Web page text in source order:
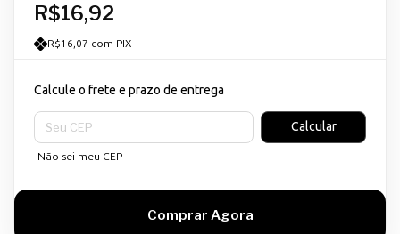
R$16,92
R$16,07 com PIX
Calcule o frete e prazo de entrega
Entregas para o CEP:
Calcular
Não sei meu CEP